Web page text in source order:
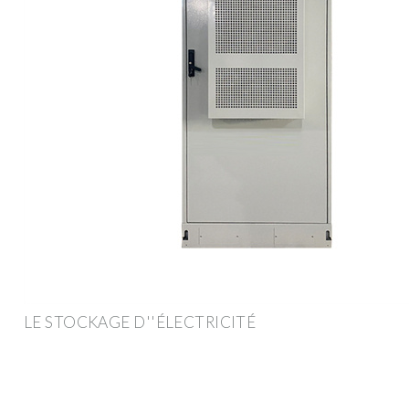
LE STOCKAGE D''ÉLECTRICITÉ